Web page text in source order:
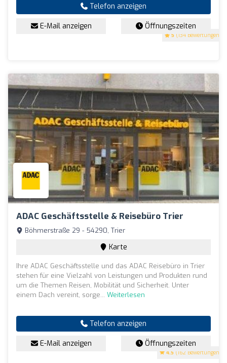
5 (134 Bewertungen)
Telefon anzeigen
E-Mail anzeigen Öffnungszeiten
ADAC Geschäftsstelle & Reisebüro Trier
4.5 (162 Bewertungen)
Böhmerstraße 29 - 54290, Trier
Karte
Ihre ADAC Geschäftsstelle und das ADAC Reisebüro in Trier
stehen für eine Vielzahl von Leistungen und Produkten rund
um die Themen Reisen, Mobilität und Sicherheit. Unter
einem Dach vereint, sorge... Weiterlesen
Telefon anzeigen
E-Mail anzeigen Öffnungszeiten